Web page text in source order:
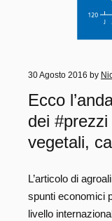
30 Agosto 2016 by
Ecco
dei
vegetali,
L’articolo di
spunti economici
livello